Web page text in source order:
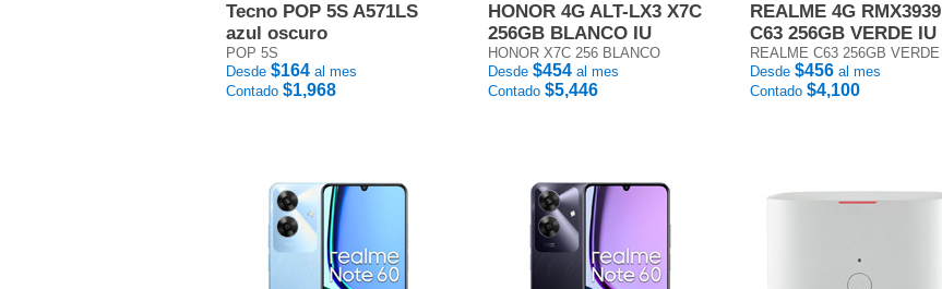
Tecno POP 5S A571LS
azul oscuro
POP 5S
Desde $164 al mes
Contado $1,968
HONOR 4G ALT-LX3 X7C
256GB BLANCO IU
HONOR X7C 256 BLANCO
Desde $454 al mes
Contado $5,446
REALME 4G RMX3939
C63 256GB VERDE IU
REALME C63 256GB VERDE
Desde $456 al mes
Contado $4,100